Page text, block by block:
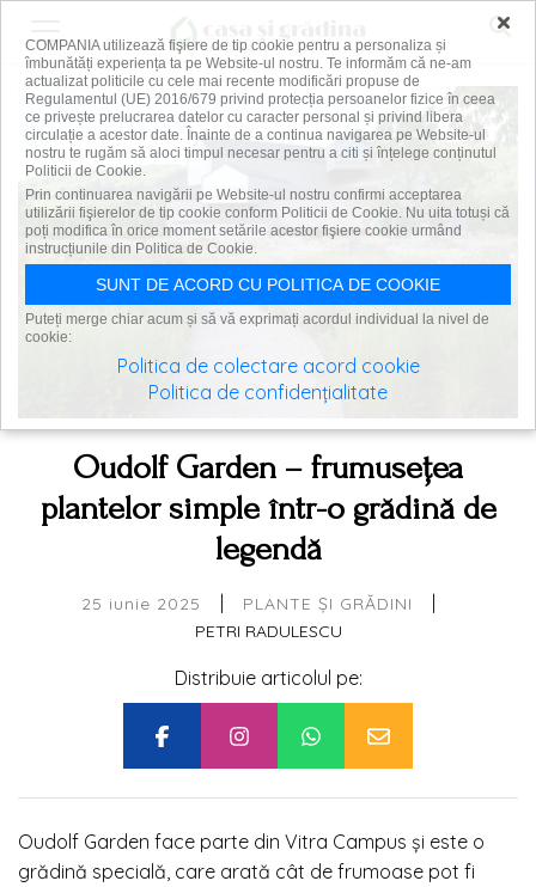
Oudolf Garden – frumusețea
plantelor simple într-o grădină de
legendă
25 iunie 2025 PLANTE ȘI GRĂDINI
PETRI RADULESCU
Distribuie articolul pe:
Oudolf Garden face parte din Vitra Campus și este o
grădină specială, care arată cât de frumoase pot fi
×
COMPANIA utilizează fişiere de tip cookie pentru a personaliza și
îmbunătăți experiența ta pe Website-ul nostru. Te informăm că ne-am
actualizat politicile cu cele mai recente modificări propuse de
Regulamentul (UE) 2016/679 privind protecția persoanelor fizice în ceea
ce privește prelucrarea datelor cu caracter personal și privind libera
circulație a acestor date. Înainte de a continua navigarea pe Website-ul
nostru te rugăm să aloci timpul necesar pentru a citi și înțelege conținutul
Politicii de Cookie.
Prin continuarea navigării pe Website-ul nostru confirmi acceptarea
utilizării fişierelor de tip cookie conform Politicii de Cookie. Nu uita totuși că
poți modifica în orice moment setările acestor fişiere cookie urmând
instrucțiunile din Politica de Cookie.
SUNT DE ACORD CU POLITICA DE COOKIE
Puteți merge chiar acum și să vă exprimați acordul individual la nivel de
cookie:
Politica de colectare acord cookie
Politica de confidențialitate